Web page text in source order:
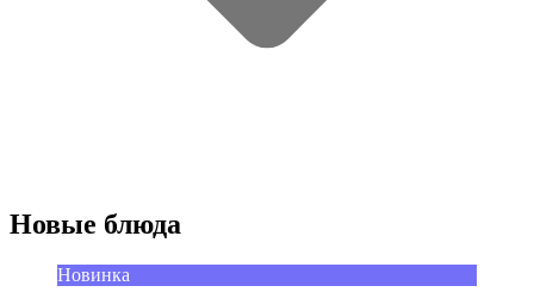
Новые блюда
Новинка